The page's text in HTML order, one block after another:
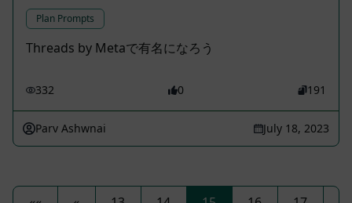
Plan Prompts
Threads by Metaで有名になろう
332 0 191
Parv Ashwnai July 18, 2023